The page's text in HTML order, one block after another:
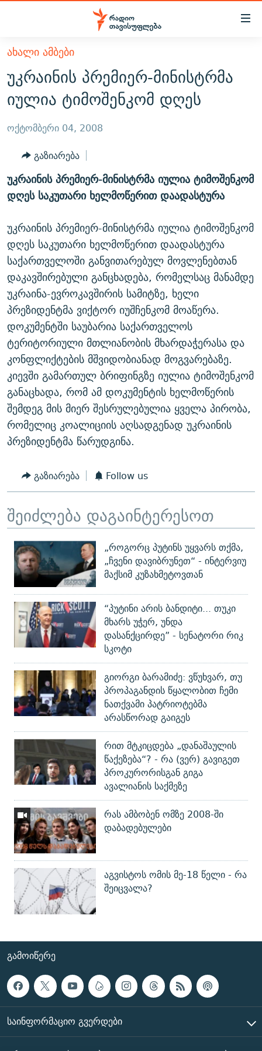
Accessibility
მთავარ
შინაარსზე
დაბრუნება
მთავარ
დაბრუნება
ძიებაზე
დაბრუნება
ᲐᲮᲐᲚᲘ ᲐᲛᲑᲔᲑᲘ
ᲗᲔᲛᲔᲑᲘ
ᲞᲝᲚᲘᲢᲘᲙᲐ
ᲔᲙᲝᲜᲝᲛᲘᲙᲐ
ᲡᲐᲖᲝᲒᲐᲓᲝᲔᲑᲐ
ᲡᲞᲝᲠᲢᲘ
ᲕᲘᲓᲔᲝ
ᲑᲚᲝᲒᲔᲑᲘ
ᲞᲝᲓᲙᲐᲡᲢᲔᲑᲘ
ᲜᲘᲙᲝᲡ ᲞᲝᲓᲙᲐᲡᲢᲘ
ᲒᲐᲜᲙᲘᲗᲮᲕᲘᲡ ᲓᲦᲔ
ᲓᲘᲚᲘᲡ ᲡᲐᲣᲑᲠᲔᲑᲘ
ᲛᲝᲚᲐᲞᲐᲠᲐᲙᲔ ᲢᲔᲥᲡᲢᲔᲑᲘ
ᲨᲘᲜ - ᲣᲪᲮᲝᲔᲗᲨᲘ
ᲚᲘᲢᲔᲠᲐᲢᲣᲠᲣᲚᲘ ᲬᲐᲮᲜᲐᲒᲔᲑᲘ
ᲐᲛᲔᲠᲘᲙᲣᲚᲘ ᲛᲝᲗᲮᲠᲝᲑᲐ
ᲘᲛᲞᲔᲠᲘᲐ ᲓᲐ ᲠᲐᲓᲘᲝ
ᲗᲐᲕᲘᲡᲣᲤᲚᲔᲑᲘᲡ ᲛᲝᲜᲘᲢᲝᲠᲘ
ᲗᲥᲕᲔᲜᲘ ᲞᲣᲑᲚᲘᲙᲐᲪᲘᲔᲑᲘ
ᲣᲙᲠᲐᲘᲜᲐᲨᲘ ᲓᲐᲦᲣᲞᲣᲚᲘ ᲥᲐᲠᲗᲕᲔᲚᲘ ᲛᲔᲑᲠᲫᲝᲚᲔᲑᲘ - 2022
ᲓᲐᲛᲝᲣᲙᲘᲓᲔᲑᲚᲝᲑᲘᲡ 100 ᲬᲔᲚᲘ
ᲩᲔᲛᲘ ᲡᲘᲙᲕᲓᲘᲚᲘᲡ ᲛᲘᲖᲔᲖᲘᲐ COVID-19
11 ᲬᲔᲚᲘ - 11 ᲐᲛᲑᲐᲕᲘ
ᲡᲐᲞᲐᲠᲚᲐᲛᲔᲜᲢᲝ ᲐᲠᲩᲔᲕᲜᲔᲑᲘᲡ ᲘᲡᲢᲝᲠᲘᲐ
ᲑᲐᲕᲨᲕᲔᲑᲘ ᲞᲠᲝᲡᲢᲘᲢᲣᲪᲘᲐᲨᲘ - ᲐᲛᲝᲣᲗᲥᲛᲔᲚᲘ ᲐᲛᲑᲐᲕᲘ
5 ᲐᲛᲑᲐᲕᲘ - 20 ᲘᲕᲜᲘᲡᲡ ᲓᲐᲨᲐᲕᲔᲑᲣᲚᲔᲑᲘ
ᲐᲒᲕᲘᲡᲢᲝᲡ ᲝᲛᲘ
ПРИВЕТ ᲙᲣᲚᲢᲣᲠᲐ
ЭХО КАВКАЗА
ᲒᲐᲛᲝᲘᲬᲔᲠᲔ
რთე/რთ-ის ყველა საიტი
ᲐᲮᲐᲚᲘ ᲐᲛᲑᲔᲑᲘ
უკრაინის პრემიერ-მინისტრმა
იულია ტიმოშენკომ დღეს
ოქტომბერი 04, 2008
გაზიარება
უკრაინის პრემიერ-მინისტრმა იულია ტიმოშენკომ
დღეს საკუთარი ხელმოწერით დაადასტურა
უკრაინის პრემიერ-მინისტრმა იულია ტიმოშენკომ
დღეს საკუთარი ხელმოწერით დაადასტურა
საქართველოში განვითარებულ მოვლენებთან
დაკავშირებული განცხადება, რომელსაც მანამდე
უკრაინა-ევროკავშირის სამიტზე, ხელი
პრეზიდენტმა ვიქტორ იუშჩენკომ მოაწერა.
დოკუმენტში საუბარია საქართველოს
ტერიტორიული მთლიანობის მხარდაჭერასა და
კონფლიქტების მშვიდობიანად მოგვარებაზე.
კიევში გამართულ ბრიფინგზე იულია ტიმოშენკომ
განაცხადა, რომ ამ დოკუმენტის ხელმოწერის
შემდეგ მის მიერ შესრულებულია ყველა პირობა,
რომელიც კოალიციის აღსადგენად უკრაინის
პრეზიდენტმა წარუდგინა.
გაზიარება Follow us
შეიძლება დაგაინტერესოთ
„როგორც პუტინს უყვარს თქმა,
„ჩვენი დავიბრუნეთ“ - ინტერვიუ
მაქსიმ კუზახმეტოვთან
“პუტინი არის ბანდიტი... თუკი
მხარს უჭერ, უნდა
დასანქცირდე” - სენატორი რიკ
სკოტი
გიორგი ბარამიძე: ვწუხვარ, თუ
პროპაგანდის წყალობით ჩემი
ნათქვამი პატრიოტებმა
არასწორად გაიგეს
რით მტკიცდება „დანაშაულის
წაქეზება“? - რა (ვერ) გავიგეთ
პროკურორისგან გიგა
ავალიანის საქმეზე
რას ამბობენ ომზე 2008-ში
დაბადებულები
აგვისტოს ომის მე-18 წელი - რა
შეიცვალა?
ᲒᲐᲛᲝᲘᲬᲔᲠᲔ
ᲡᲐᲘᲜᲤᲝᲠᲛᲐᲪᲘᲝ ᲒᲕᲔᲠᲓᲔᲑᲘ